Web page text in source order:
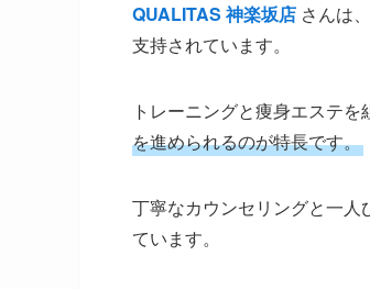
QUALITAS 神楽坂店 さんは
支持されています。
トレーニングと痩身エステを
を進められるのが特長です。
丁寧なカウンセリングと一
ています。